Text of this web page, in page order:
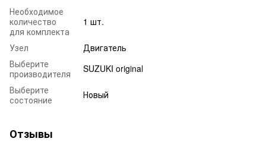
Необходимое
количество
для комплекта
1 шт.
Узел
Двигатель
Выберите
производителя
SUZUKI original
Выберите
состояние
Новый
Отзывы